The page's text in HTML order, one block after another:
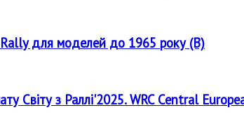
для моделей до 1965 року (B)
Світу з Раллі'2025. WRC Central